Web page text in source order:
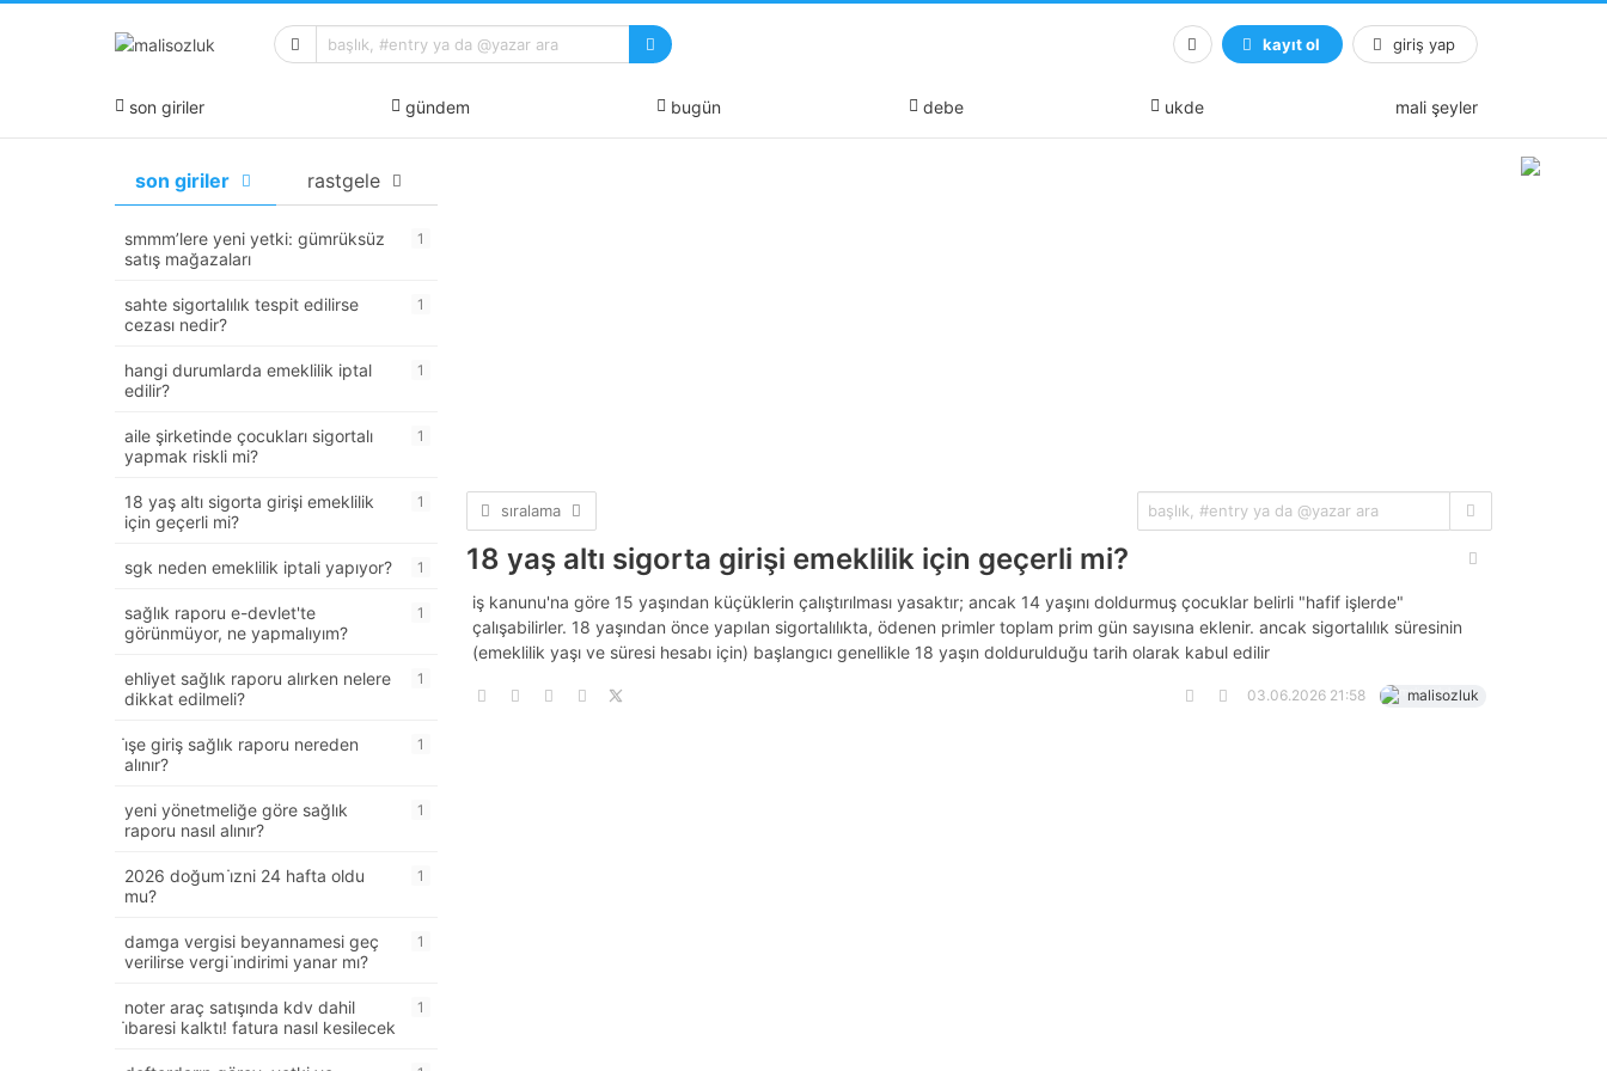
kayıt ol giriş yap
son giriler gündem bugün debe ukde mali şeyler
son giriler rastgele
smmm’lere yeni yetki: gümrüksüz
satış mağazaları
1
sahte sigortalılık tespit edilirse
cezası nedir?
1
hangi durumlarda emeklilik iptal
edilir?
1
aile şirketinde çocukları sigortalı
yapmak riskli mi?
1
18 yaş altı sigorta girişi emeklilik
için geçerli mi?
1
sgk neden emeklilik iptali yapıyor? 1
sağlık raporu e-devlet'te
görünmüyor, ne yapmalıyım?
1
ehliyet sağlık raporu alırken nelere
dikkat edilmeli?
1
i̇şe giriş sağlık raporu nereden
alınır?
1
yeni yönetmeliğe göre sağlık
raporu nasıl alınır?
1
2026 doğum i̇zni 24 hafta oldu
mu?
1
damga vergisi beyannamesi geç
verilirse vergi i̇ndirimi yanar mı?
1
noter araç satışında kdv dahil
i̇baresi kalktı! fatura nasıl kesilecek
1
sıralama
18 yaş altı sigorta girişi emeklilik için geçerli mi?
i̇ş kanunu'na göre 15 yaşından küçüklerin çalıştırılması yasaktır; ancak 14 yaşını doldurmuş çocuklar belirli "hafif işlerde"
çalışabilirler. 18 yaşından önce yapılan sigortalılıkta, ödenen primler toplam prim gün sayısına eklenir. ancak sigortalılık süresinin
(emeklilik yaşı ve süresi hesabı için) başlangıcı genellikle 18 yaşın doldurulduğu tarih olarak kabul edilir
03.06.2026 21:58 malisozluk